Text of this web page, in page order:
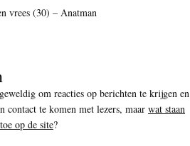
vrees (30) – Anatman
om reacties op berichten te krijgen en
contact te komen met lezers, maar wat staan
op de site?